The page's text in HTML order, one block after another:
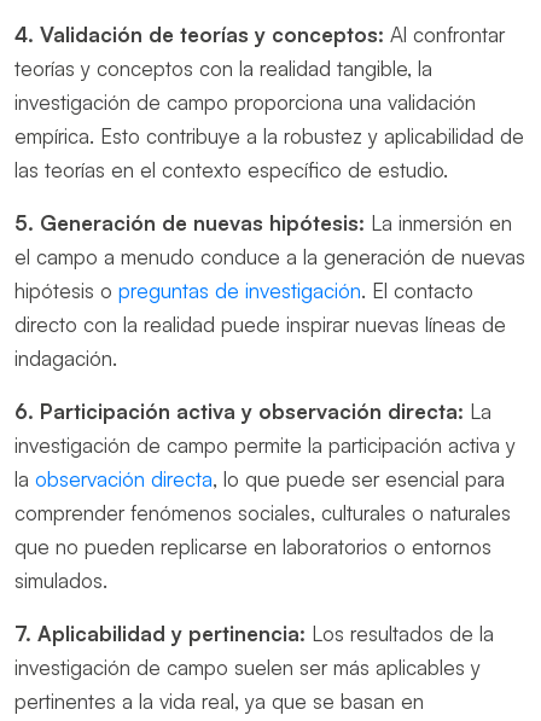
4. Validación de teorías y conceptos: Al confrontar
teorías y conceptos con la realidad tangible, la
investigación de campo proporciona una validación
empírica. Esto contribuye a la robustez y aplicabilidad de
las teorías en el contexto específico de estudio.
5. Generación de nuevas hipótesis: La inmersión en
el campo a menudo conduce a la generación de nuevas
hipótesis o preguntas de investigación. El contacto
directo con la realidad puede inspirar nuevas líneas de
indagación.
6. Participación activa y observación directa: La
investigación de campo permite la participación activa y
la observación directa, lo que puede ser esencial para
comprender fenómenos sociales, culturales o naturales
que no pueden replicarse en laboratorios o entornos
simulados.
7. Aplicabilidad y pertinencia: Los resultados de la
investigación de campo suelen ser más aplicables y
pertinentes a la vida real, ya que se basan en